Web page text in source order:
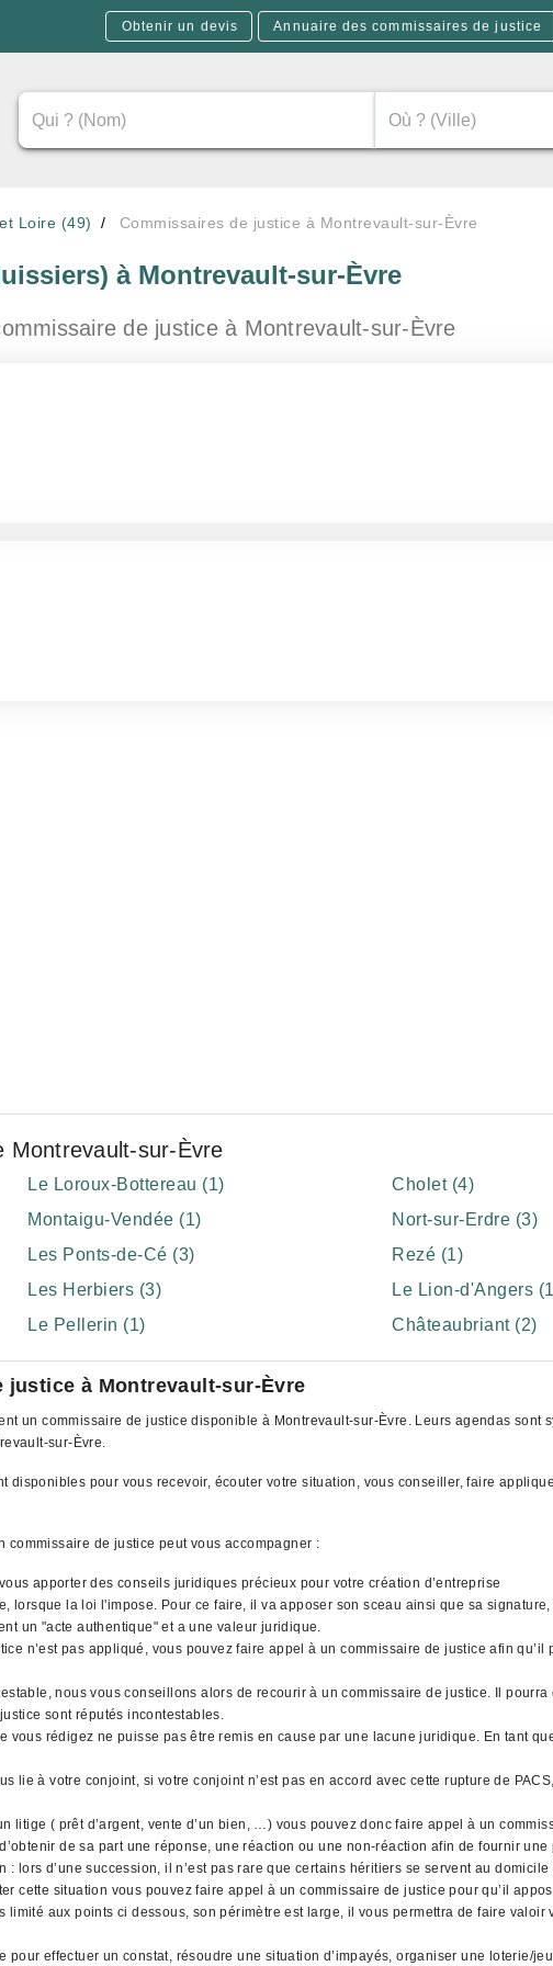
Obtenir un devis Annuaire des commissaires de justice
Loire (49) Commissaires de justice à Montrevault-sur-Èvre
à Montrevault-sur-Èvre
de justice à Montrevault-sur-Èvre
Montrevault-sur-Èvre
Le Loroux-Bottereau (1) Cholet (4)
Montaigu-Vendée (1) Nort-sur-Erdre (3)
Les Ponts-de-Cé (3) Rezé (1)
Les Herbiers (3) Le Lion-d'Angers
Le Pellerin (1) Châteaubriant (2)
justice à Montrevault-sur-Èvre
un commissaire de justice disponible à Montrevault-sur-Èvre. Leurs agendas
sur-Èvre.
disponibles pour vous recevoir, écouter votre situation, vous conseiller, faire
de justice peut vous accompagner :
apporter des conseils juridiques précieux pour votre création d’entreprise
lorsque la loi l'impose. Pour ce faire, il va apposer son sceau ainsi que sa
un "acte authentique" et a une valeur juridique.
n’est pas appliqué, vous pouvez faire appel à un commissaire de justice afin
nous vous conseillons alors de recourir à un commissaire de justice. Il
sont réputés incontestables.
vous rédigez ne puisse pas être remis en cause par une lacune juridique. En tant
lie à votre conjoint, si votre conjoint n’est pas en accord avec cette rupture de
litige ( prêt d’argent, vente d’un bien, …) vous pouvez donc faire appel à un
de sa part une réponse, une réaction ou une non-réaction afin de fournir
: lors d’une succession, il n’est pas rare que certains héritiers se servent au
cette situation vous pouvez faire appel à un commissaire de justice pour qu’il
limité aux points ci dessous, son périmètre est large, il vous permettra de faire
effectuer un constat, résoudre une situation d’impayés, organiser une loterie/